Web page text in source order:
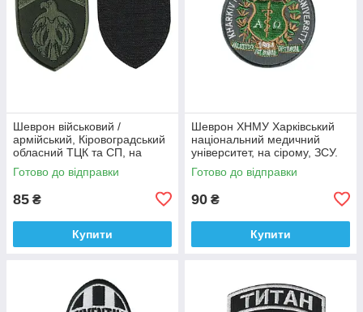
Шеврон військовий /
армійський, Кіровоградський
обласний ТЦК та СП, на
оливці ЗСУ.7 см * 8 см
Готово до відправки
85 ₴
Купити
Шеврон ХНМУ Харківський
національний медичний
університет, на сірому, ЗСУ.
діаметр 8,5 см
Готово до відправки
90 ₴
Купити